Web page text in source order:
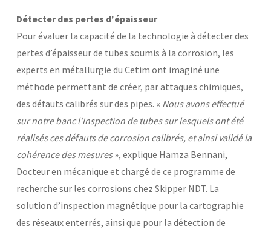
Historique
Charte développement durable
Égalité Femmes/Hommes
Données personnelles
Conditions générales de vente
Avis d'achat
Détecter des pertes d'épaisseur
Pour évaluer la capacité de la technologie à détecter des
pertes d’épaisseur de tubes soumis à la corrosion, les
experts en métallurgie du Cetim ont imaginé une
méthode permettant de créer, par attaques chimiques,
des défauts calibrés sur des pipes. « Nous avons effectué
sur notre banc l’inspection de tubes sur lesquels ont été
réalisés ces défauts de corrosion calibrés, et ainsi validé la
cohérence des mesures», explique Hamza Bennani,
Docteur en mécanique et chargé de ce programme de
recherche sur les corrosions chez Skipper NDT. La
solution d’inspection magnétique pour la cartographie
des réseaux enterrés, ainsi que pour la détection de